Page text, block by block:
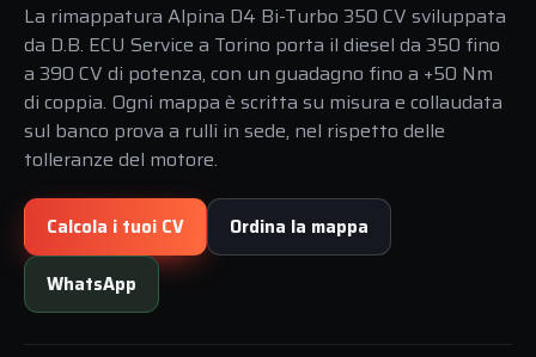
La rimappatura Alpina D4 Bi-Turbo 350 CV sviluppata
da D.B. ECU Service a Torino porta il diesel da 350 fino
a 390 CV di potenza, con un guadagno fino a +50 Nm
di coppia. Ogni mappa è scritta su misura e collaudata
sul banco prova a rulli in sede, nel rispetto delle
tolleranze del motore.
Calcola i tuoi CV Ordina la mappa
WhatsApp